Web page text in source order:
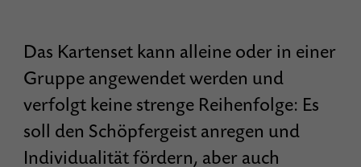
Das Kartenset kann alleine oder in einer
Gruppe angewendet werden und
verfolgt keine strenge Reihenfolge: Es
soll den Schöpfergeist anregen und
Individualität fördern, aber auch